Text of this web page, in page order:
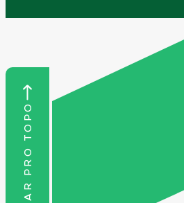
VOLTAR PRO TOPO